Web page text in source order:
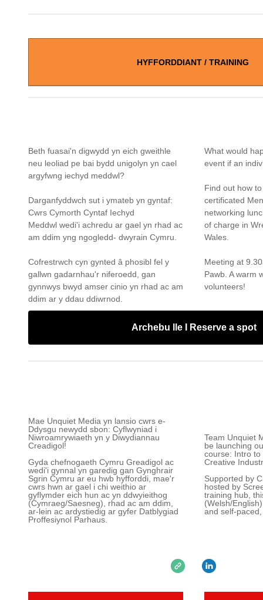
HYFFORDDIANT / TRAINING
Beth fuasai'n digwydd yn eich gweithle
neu leoliad pe bai bydd unigolyn yn cael
argyfwng iechyd meddwl?
Darganfyddwch sut i ymateb yn gyntaf:
Cwrs Cymorth Cyntaf Iechyd
Meddwl wedi'i achredu ar gael yn rhad ac
am ddim yng ngogledd- dwyrain Cymru.
Cofrestrwch cyn gynted â phosibl fel y
gallwn gadarnhau'r niferoedd, gan
gynnwys bwyd amser cinio yn rhad ac am
ddim ar y ddau ddiwrnod.
What would
event if an
Find out how
certificated
networking
of charge in
Wales.
Meeting at
Pawb. A warm
volunteers!
Archebu lle I Reserve a spot
Mae Unquiet Media yn lansio cwrs e-
Ddysgu newydd sbon: Cyflwyniad i
Niwroamrywiaeth yn y Diwydiannau
Creadigol!
Gyda chefnogaeth Cymru Greadigol ac
wedi'i gynnal yn garedig gan Gynghrair
Sgrin Cymru ar eu hwb hyfforddi, mae'r
cwrs hwn ar gael i chi weithio ar
gyflymder eich hun ac yn ddwyieithog
(Cymraeg/Saesneg), rhad ac am ddim,
ar-lein ac ardystiedig ar gyfer Datblygiad
Proffesiynol Parhaus.
Team Unquiet
be launching
course: Intro
Creative
Supported by
hosted by
training hub,
(Welsh/
and self-